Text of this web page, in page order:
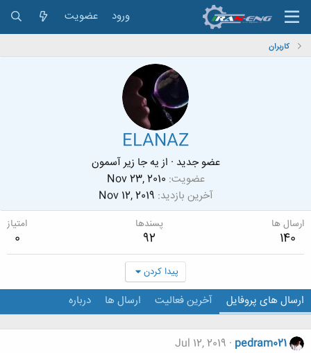
ورود عضویت
کاربران
ELANAZ
عضو جدید · ازيه جا زير آسمون
عضویت Nov 23, 2010
آخرین بازدید Nov 12, 2019
ارسال ها
140
پسندها
92
امتیاز
0
پیدا کردن
ارسال های پروفایل آخرین فعالیت ارسال ها درباره
pedram021
Jul 12, 2019